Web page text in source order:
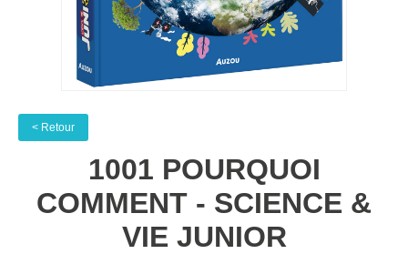
< Retour
1001 POURQUOI
COMMENT - SCIENCE &
VIE JUNIOR